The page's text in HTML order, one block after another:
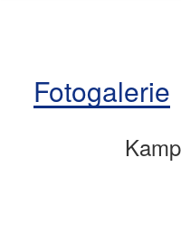
Fotogalerie